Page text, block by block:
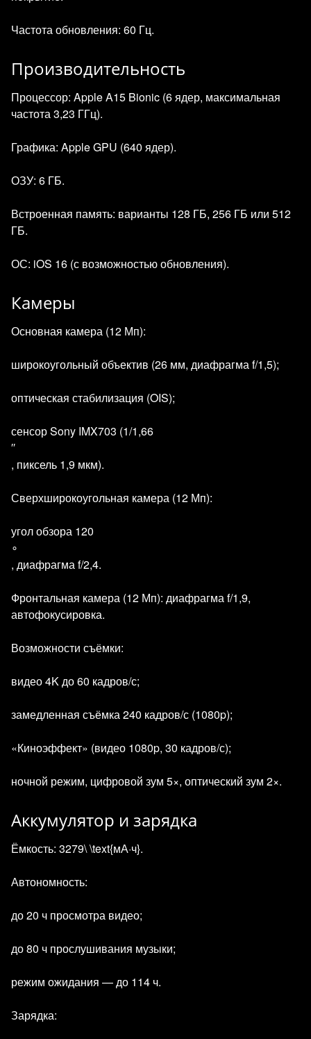
Частота обновления: 60 Гц.
Производительность
Процессор: Apple A15 Bionic (6 ядер, максимальная
частота 3,23 ГГц).
Графика: Apple GPU (640 ядер).
ОЗУ: 6 ГБ.
Встроенная память: варианты 128 ГБ, 256 ГБ или 512
ГБ.
ОС: iOS 16 (с возможностью обновления).
Камеры
Основная камера (12 Мп):
широкоугольный объектив (26 мм, диафрагма f/1,5);
оптическая стабилизация (OIS);
сенсор Sony IMX703 (1/1,66
′′
, пиксель 1,9 мкм).
Сверхширокоугольная камера (12 Мп):
угол обзора 120
∘
, диафрагма f/2,4.
Фронтальная камера (12 Мп): диафрагма f/1,9,
автофокусировка.
Возможности съёмки:
видео 4K до 60 кадров/с;
замедленная съёмка 240 кадров/с (1080p);
«Киноэффект» (видео 1080p, 30 кадров/с);
ночной режим, цифровой зум 5×, оптический зум 2×.
Аккумулятор и зарядка
Ёмкость: 3279\ \text{мА·ч}.
Автономность:
до 20 ч просмотра видео;
до 80 ч прослушивания музыки;
режим ожидания — до 114 ч.
Зарядка: